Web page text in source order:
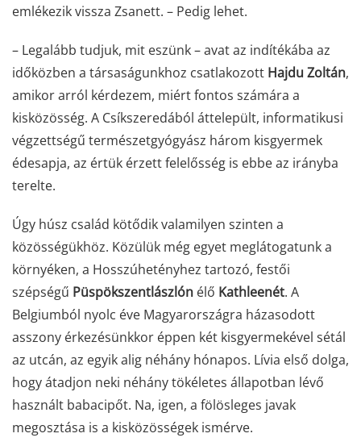
emlékezik vissza Zsanett. – Pedig lehet.
– Legalább tudjuk, mit eszünk – avat az indítékába az
időközben a társaságunkhoz csatlakozott Hajdu Zoltán,
amikor arról kérdezem, miért fontos számára a
kisközösség. A Csíkszeredából áttelepült, informatikusi
végzettségű természetgyógyász három kisgyermek
édesapja, az értük érzett felelősség is ebbe az irányba
terelte.
Úgy húsz család kötődik valamilyen szinten a
közösségükhöz. Közülük még egyet meglátogatunk a
környéken, a Hosszúhetényhez tartozó, festői
szépségű Püspökszentlászlón élő Kathleenét. A
Belgiumból nyolc éve Magyarországra házasodott
asszony érkezésünkkor éppen két kisgyermekével sétál
az utcán, az egyik alig néhány hónapos. Lívia első dolga,
hogy átadjon neki néhány tökéletes állapotban lévő
használt babacipőt. Na, igen, a fölösleges javak
megosztása is a kisközösségek ismérve.